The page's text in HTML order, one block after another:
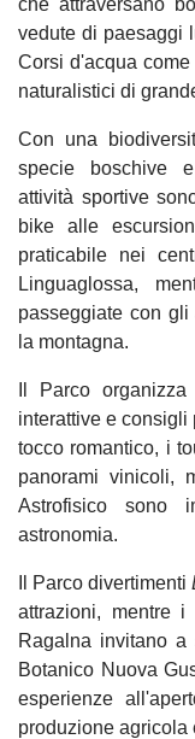
vedute di paesaggi
Corsi d'acqua
naturalistici di
Con una
specie boschive
attività sportive
bike alle
praticabile nei
Linguaglossa,
passeggiate con
la montagna.
Il Parco
interattive e consigli
tocco romantico, i
panorami vinicoli,
Astrofisico sono
astronomia.
Il Parco divertimenti
attrazioni, mentre
Ragalna invitano
Botanico Nuova
esperienze
produzione